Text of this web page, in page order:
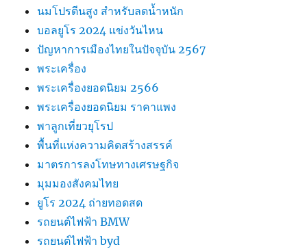
นมโปรตีนสูง สำหรับลดน้ำหนัก
บอลยูโร 2024 แข่งวันไหน
ปัญหาการเมืองไทยในปัจจุบัน 2567
พระเครื่อง
พระเครื่องยอดนิยม 2566
พระเครื่องยอดนิยม ราคาแพง
พาลูกเที่ยวยุโรป
พื้นที่แห่งความคิดสร้างสรรค์
มาตรการลงโทษทางเศรษฐกิจ
มุมมองสังคมไทย
ยูโร 2024 ถ่ายทอดสด
รถยนต์ไฟฟ้า BMW
รถยนต์ไฟฟ้า byd